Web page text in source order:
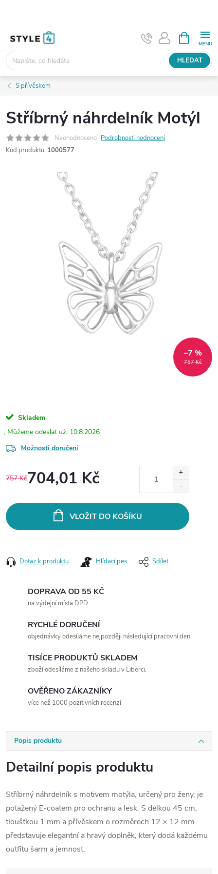
HLEDAT
NÁKUPNÍ
KOŠÍK
S přívěskem
Stříbrný náhrdelník Motýl
Neohodnoceno Podrobnosti hodnocení
Kód produktu: 1000577
757 Kč
–7 %
Skladem
10.8.2026
Možnosti doručení
757 Kč704,01 Kč
VLOŽIT DO KOŠÍKU
Dotaz k produktu Hlídací pes Sdílet
DOPRAVA OD 55 KČ
na výdejní místa DPD
RYCHLÉ DORUČENÍ
objednávky odesíláme nejpozději následující pracovní den
TISÍCE PRODUKTŮ SKLADEM
zboží odesíláme z našeho skladu v Liberci.
OVĚŘENO ZÁKAZNÍKY
více než 1000 pozitivních recenzí
Popis produktu
Detailní popis produktu
Stříbrný náhrdelník s motivem motýla, určený pro ženy, je
potažený E-coatem pro ochranu a lesk. S délkou 45 cm,
tloušťkou 1 mm a přívěskem o rozměrech 12 × 12 mm
představuje elegantní a hravý doplněk, který dodá každému
outfitu šarm a jemnost.